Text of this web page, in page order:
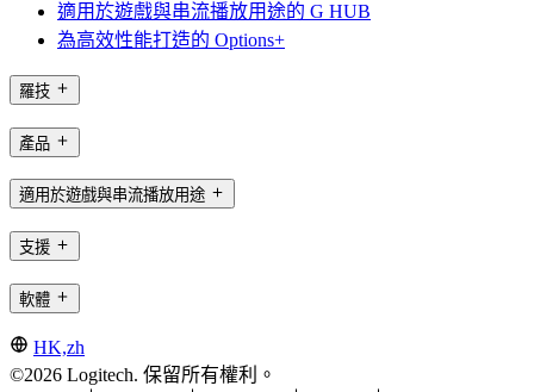
適用於遊戲與串流播放用途的 G HUB
為高效性能打造的 Options+
羅技
產品
適用於遊戲與串流播放用途
支援
軟體
HK,zh
©2026 Logitech. 保留所有權利。